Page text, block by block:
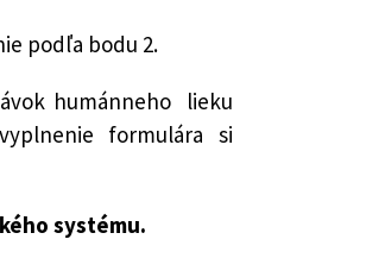
podľa bodu 2.
humánneho lieku
formulára si
systému.